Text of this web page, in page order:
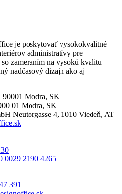
je poskytovať vysokokvalitné
administratívy pre
zameraním na vysokú kvalitu
nadčasový dizajn ako aj
90001 Modra, SK
01 Modra, SK
Neutorgasse 4, 1010 Viedeň, AT
0029 2190 4265
391